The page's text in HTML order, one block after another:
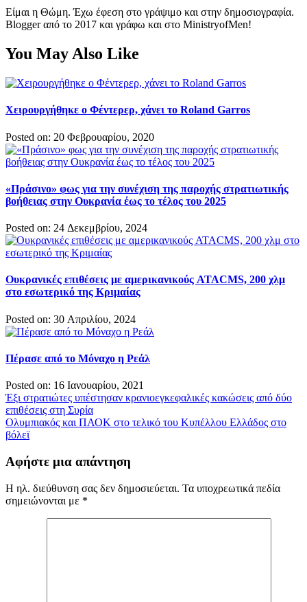
Είμαι η Θώμη. Έχω έφεση στο γράψιμο και στην δημοσιογραφία.
Blogger από το 2017 και γράφω και στο MinistryofMen!
You May Also Like
Χειρουργήθηκε ο Φέντερερ, χάνει το Roland Garros
Posted on: 20 Φεβρουαρίου, 2020
«Πράσινο» φως για την συνέχιση της παροχής στρατιωτικής
βοήθειας στην Ουκρανία έως το τέλος του 2025
Posted on: 24 Δεκεμβρίου, 2024
Ουκρανικές επιθέσεις με αμερικανικούς ATACMS, 200 χλμ
στο εσωτερικό της Κριμαίας
Posted on: 30 Απριλίου, 2024
Πέρασε από το Μόναχο η Ρεάλ
Posted on: 16 Ιανουαρίου, 2021
Πλοήγηση
άρθρων
Έξι στρατιώτες υπέστησαν κρανιοεγκεφαλικές κακώσεις από δύο
επιθέσεις στη Συρία
Ολυμπιακός και ΠΑΟΚ στο τελικό του Κυπέλλου Ελλάδος στο
βόλεϊ
Αφήστε μια απάντηση
Η ηλ. διεύθυνση σας δεν δημοσιεύεται. Τα υποχρεωτικά πεδία
σημειώνονται με *